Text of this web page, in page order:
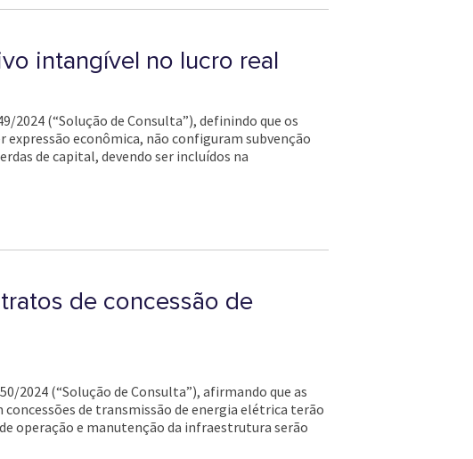
intangível no lucro real
2024 (“Solução de Consulta”), definindo que os
econômica, não configuram subvenção
de capital, devendo ser incluídos na
de concessão de
2024 (“Solução de Consulta”), afirmando que as
de transmissão de energia elétrica terão
operação e manutenção da infraestrutura serão